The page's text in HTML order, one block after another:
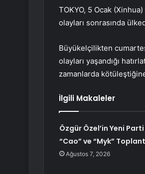
TOKYO, 5 Ocak
olayları sonrasında
Büyükelçilikten
olayları yaşandığı
zamanlarda
İlgili Makaleler
Özgür Özel’in Yeni
“Cao” ve “Myk”
Ağustos 7, 2026